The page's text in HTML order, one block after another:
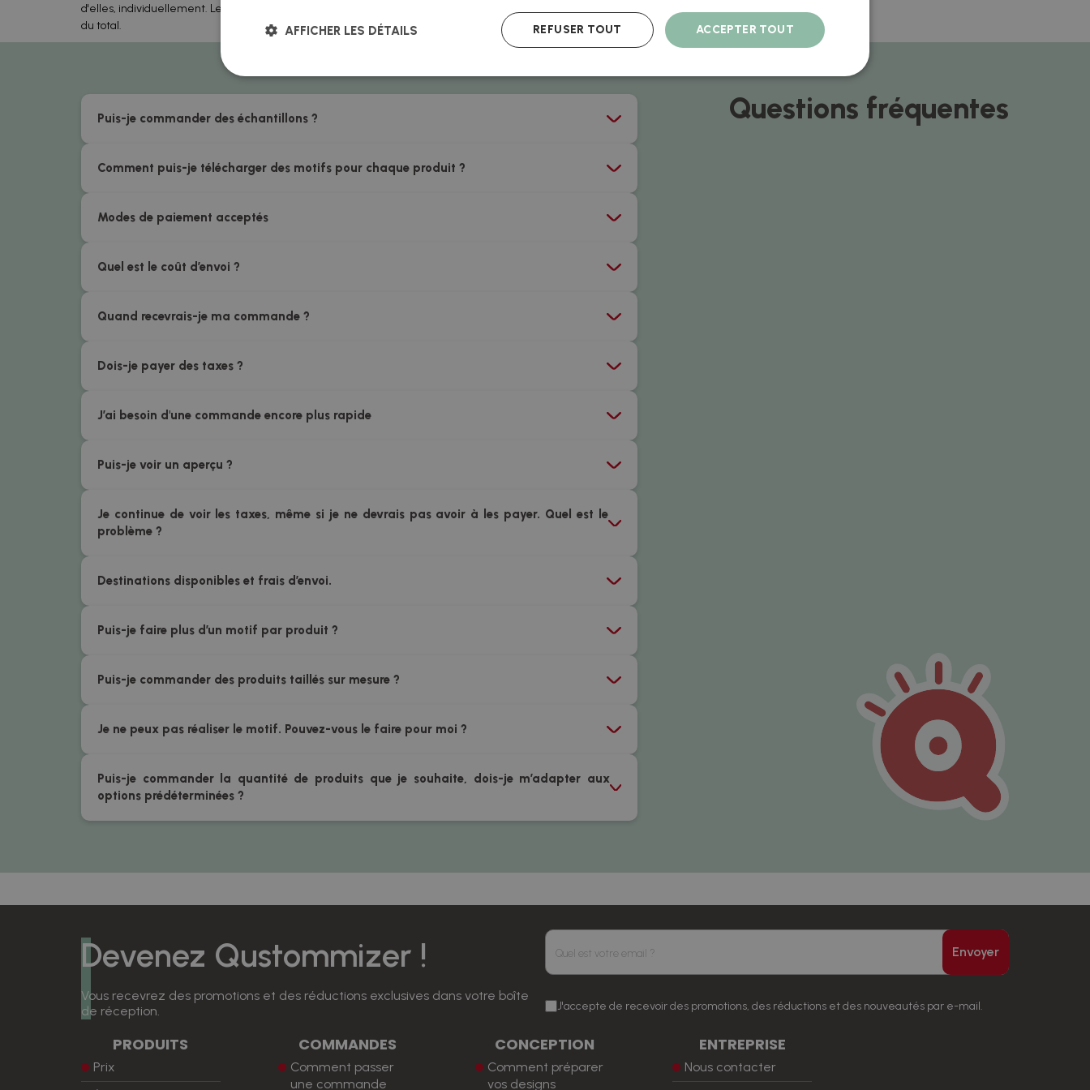
d'elles, individuellement. Le prix unitaire est recalculé en temps réel et sera toujours celui
du total.
Puis-je commander des échantillons ?
Comment puis-je télécharger des motifs pour chaque produit ?
Modes de paiement acceptés
Quel est le coût d’envoi ?
Quand recevrais-je ma commande ?
Dois-je payer des taxes ?
J’ai besoin d'une commande encore plus rapide
Puis-je voir un aperçu ?
Je continue de voir les taxes, même si je ne devrais pas avoir à les payer. Quel est le
problème ?
Destinations disponibles et frais d’envoi.
Puis-je faire plus d’un motif par produit ?
Puis-je commander des produits taillés sur mesure ?
Je ne peux pas réaliser le motif. Pouvez-vous le faire pour moi ?
Puis-je commander la quantité de produits que je souhaite, dois-je m’adapter aux
options prédéterminées ?
Questions fréquentes
Devenez Qustommizer !
Vous recevrez des promotions et des réductions exclusives dans votre boîte
de réception.
Envoyer
J'accepte de recevoir des promotions, des réductions et des nouveautés par e-mail.
PRODUITS
Prix
COMMANDES
Comment passer
une commande
CONCEPTION
Comment préparer
vos designs
ENTREPRISE
Nous contacter
ACCEPTER TOUT
REFUSER TOUT
AFFICHER LES DÉTAILS